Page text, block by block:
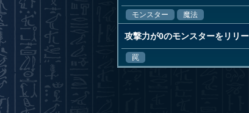
モンスター 魔法
攻撃力が0のモンスターをリリ
罠